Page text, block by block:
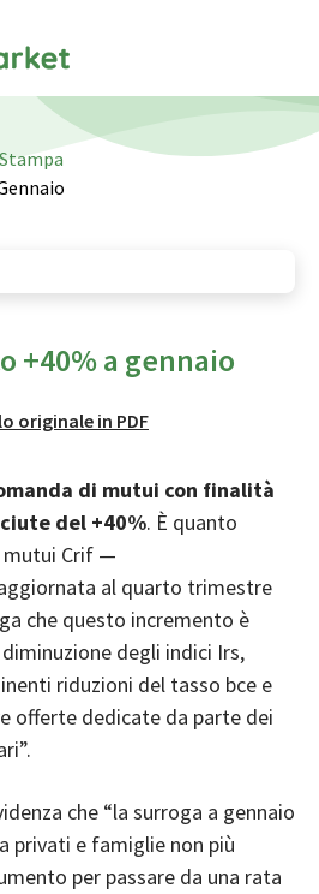
+40% a gennaio
originale in PDF
di mutui con finalità
del +40%. È quanto
mutui Crif —
al quarto trimestre
che questo incremento è
degli indici Irs,
riduzioni del tasso bce e
offerte dedicate da parte dei
che “la surroga a gennaio
privati e famiglie non più
per passare da una rata